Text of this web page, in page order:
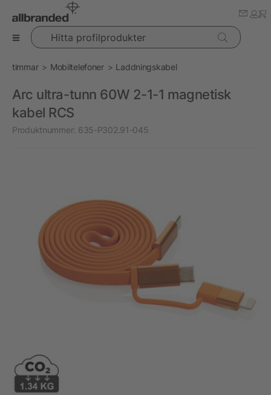
Hitta profilprodukter
timmar Mobiltelefoner Laddningskabel
Arc ultra-tunn 60W 2-1-1 magnetisk
kabel RCS
Produktnummer: 635-P302.91-045